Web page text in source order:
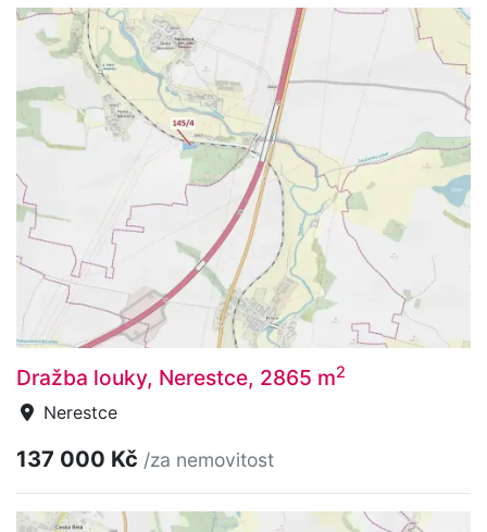
Dražba louky, Nerestce, 2865 m2
Nerestce
137 000 Kč /za nemovitost